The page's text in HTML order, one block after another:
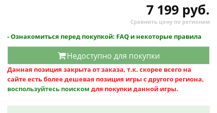
7 199 руб.
Сравнить цену по регионам
- Ознакомиться перед покупкой: FAQ и некоторые правила
Недоступно для покупки
Данная позиция закрыта от заказа, т.к. скорее всего на
сайте есть более дешевая позиция игры с другого региона,
воспользуйтесь поиском для покупки данной игры.